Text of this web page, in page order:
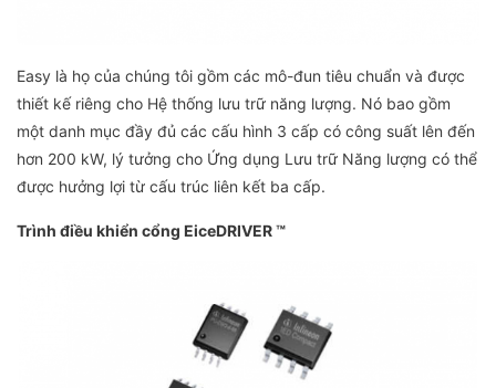
Easy là họ của chúng tôi gồm các mô-đun tiêu chuẩn và được
thiết kế riêng cho Hệ thống lưu trữ năng lượng. Nó bao gồm
một danh mục đầy đủ các cấu hình 3 cấp có công suất lên đến
hơn 200 kW, lý tưởng cho Ứng dụng Lưu trữ Năng lượng có thể
được hưởng lợi từ cấu trúc liên kết ba cấp.
Trình điều khiển cổng EiceDRIVER ™